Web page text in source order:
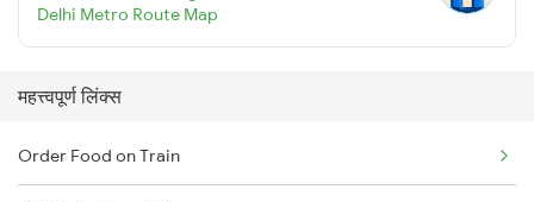
Delhi Metro Route Map
महत्त्वपूर्ण लिंक्स
Order Food on Train